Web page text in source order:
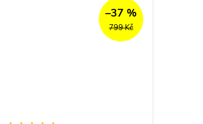
799 Kč
–37 %